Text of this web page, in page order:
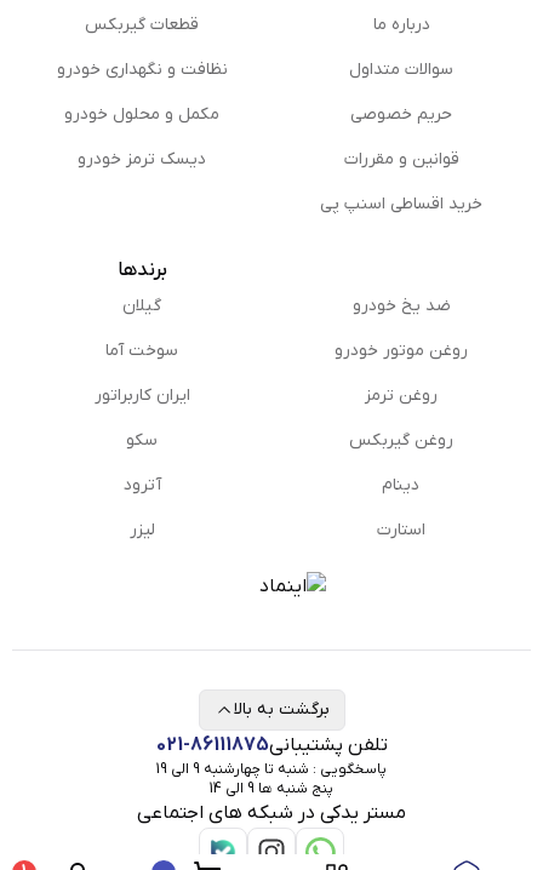
درباره ما
سوالات متداول
حریم خصوصی
قوانین و مقررات
خرید اقساطی اسنپ پی
قطعات گیربکس
نظافت و نگهداری خودرو
مكمل و محلول خودرو
دیسک ترمز خودرو
ضد یخ خودرو
روغن موتور خودرو
روغن ترمز
روغن گیربكس
دینام
استارت
برندها
گیلان
سوخت آما
ایران کاربراتور
سکو
آترود
لیزر
تلفن پشتیبانی021-86111875
پاسخگویی : شنبه تا چهارشنبه 9 الی 19
پنج شنبه ها 9 الی 14
مستر یدکی در شبکه های اجتماعی
برگشت به بالا